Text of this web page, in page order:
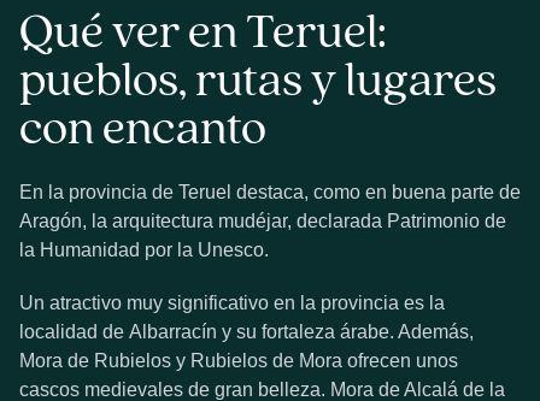
Qué ver en Teruel:
pueblos, rutas y lugares
con encanto
En la provincia de Teruel destaca, como en buena parte de
Aragón, la arquitectura mudéjar, declarada Patrimonio de
la Humanidad por la Unesco.
Un atractivo muy significativo en la provincia es la
localidad de Albarracín y su fortaleza árabe. Además,
Mora de Rubielos y Rubielos de Mora ofrecen unos
cascos medievales de gran belleza. Mora de Alcalá de la